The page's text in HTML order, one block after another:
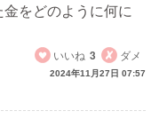
をどのように何に
いいね 3 ダメ
2024年11月27日 07:57